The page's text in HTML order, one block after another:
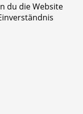
du die Website